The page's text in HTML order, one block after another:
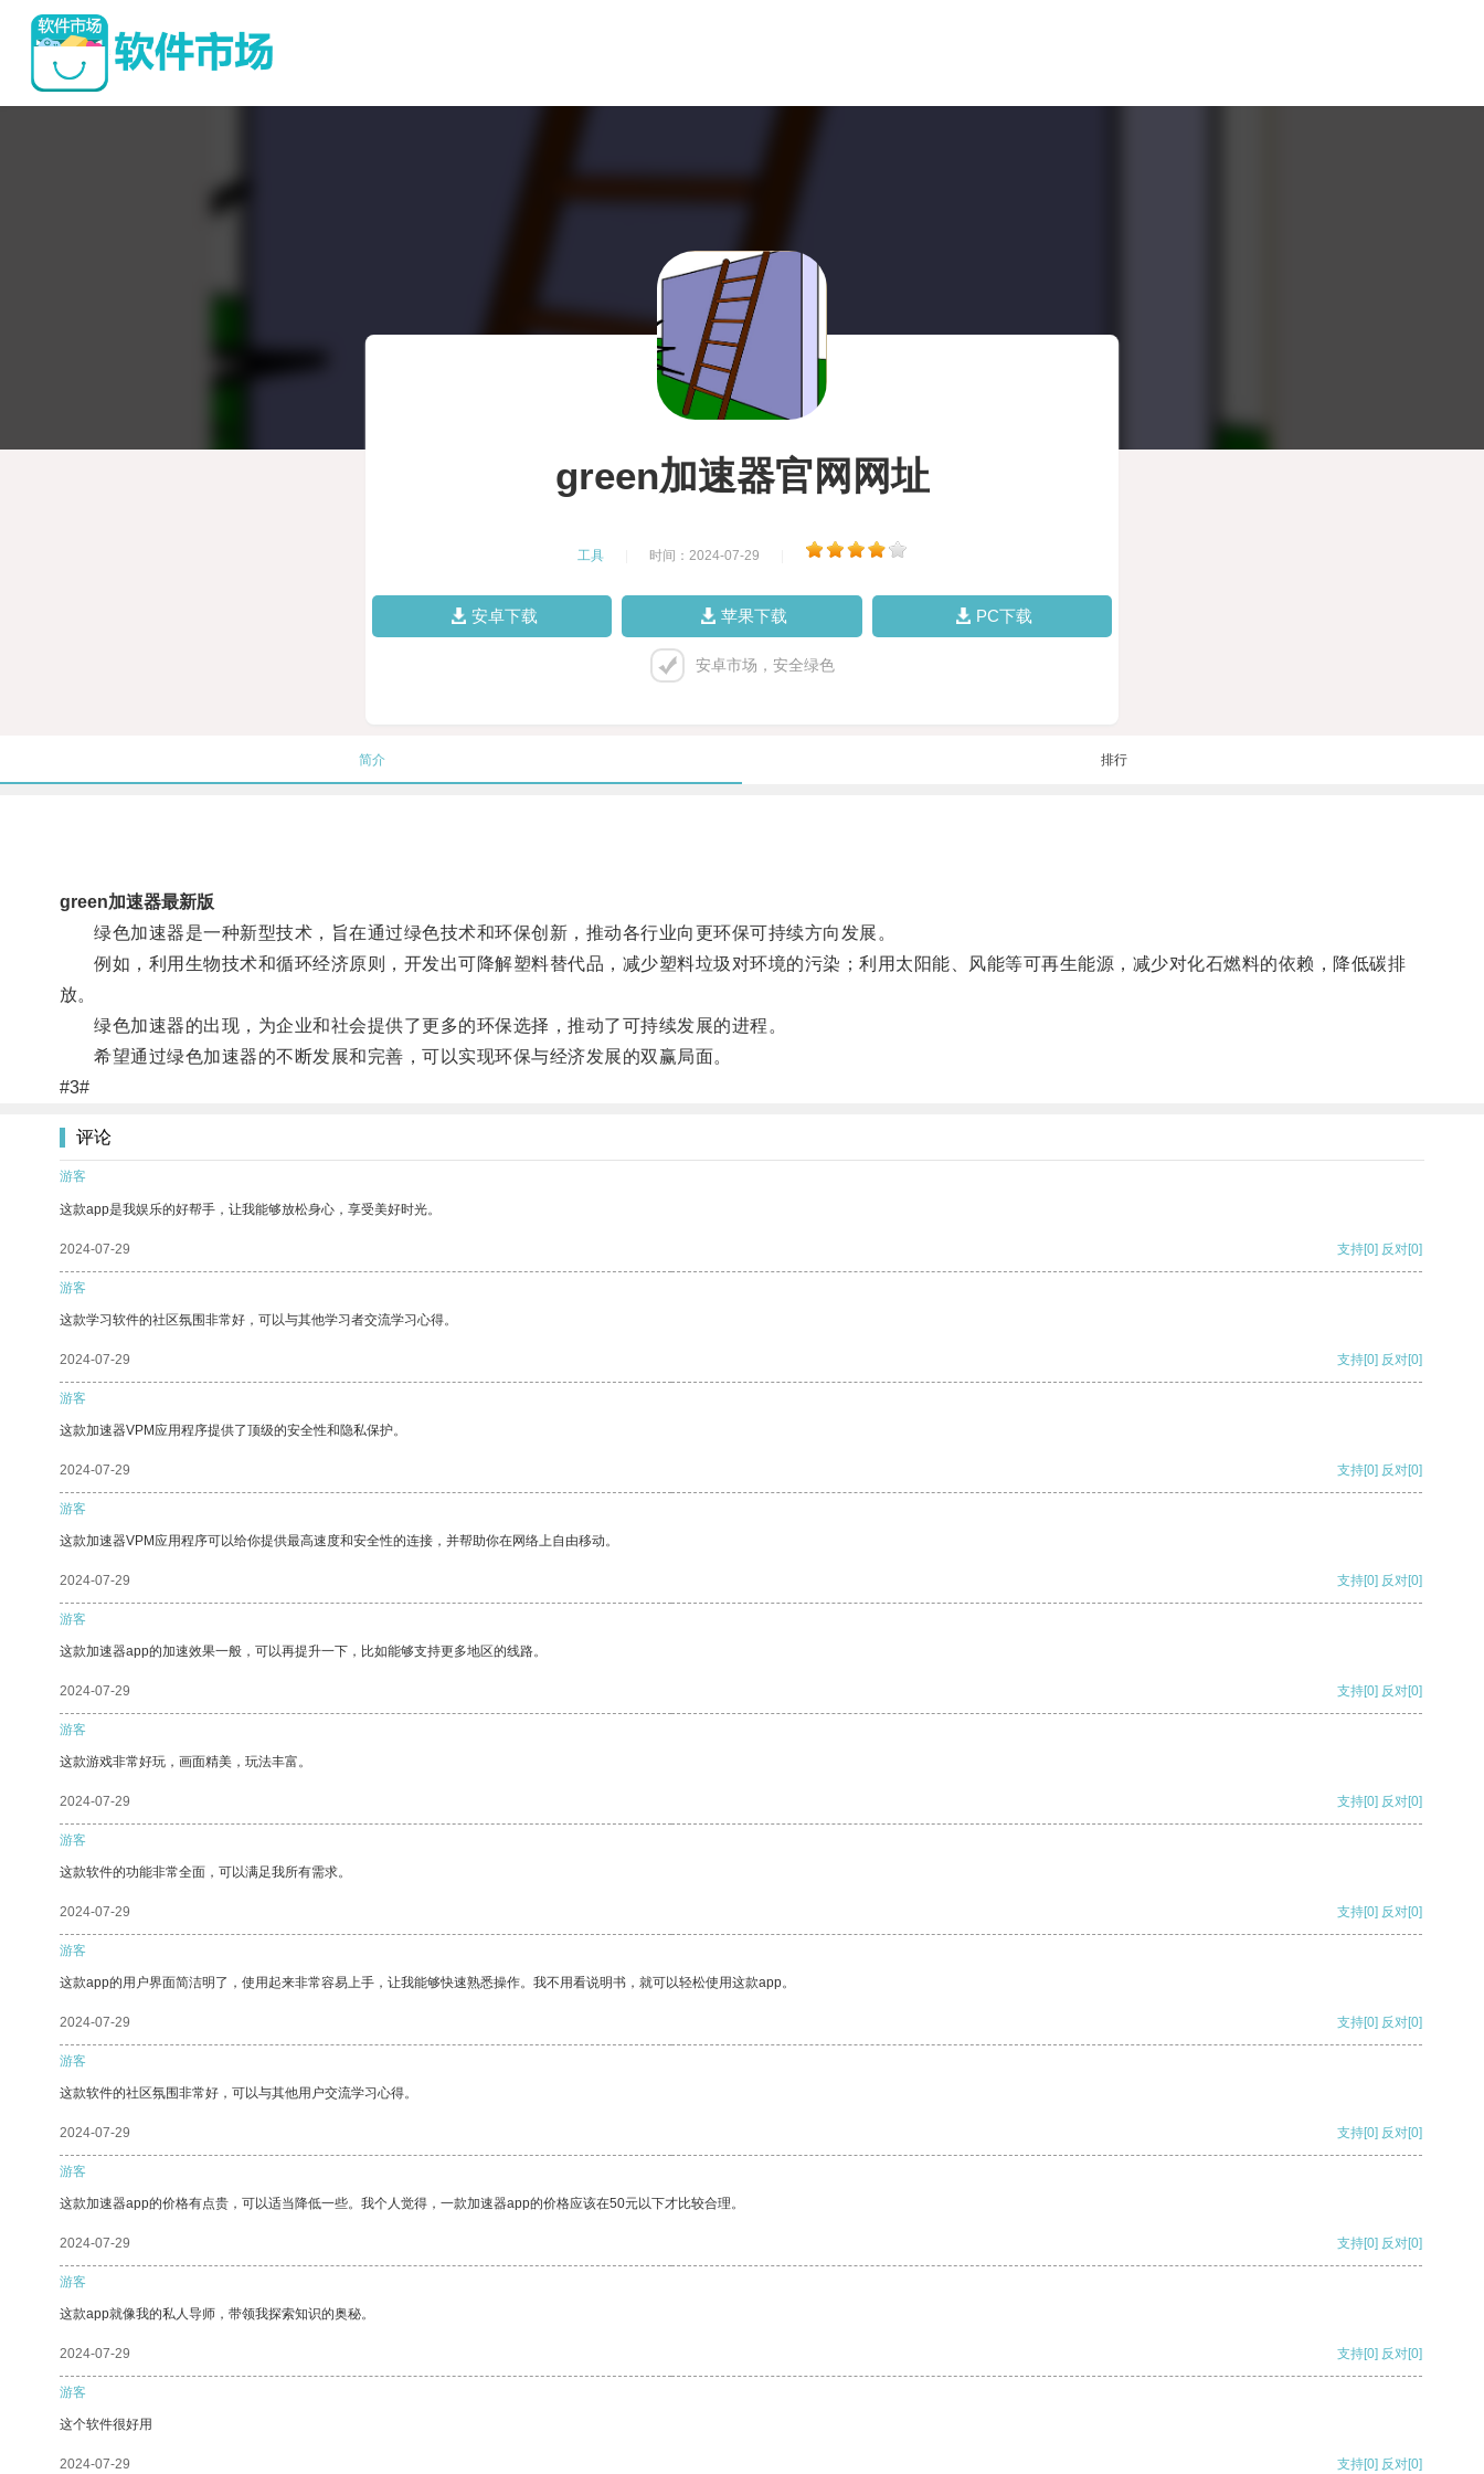
green加速器官网网址
工具 时间：2024-07-29
安卓下载 苹果下载 PC下载
安卓市场，安全绿色
简介 排行
green加速器最新版
绿色加速器是一种新型技术，旨在通过绿色技术和环保创新，推动各行业向更环保可持续方向发展。
例如，利用生物技术和循环经济原则，开发出可降解塑料替代品，减少塑料垃圾对环境的污染；利用太阳能、风能等可再生能源，减少对化石燃料的依赖，降低碳排
放。
绿色加速器的出现，为企业和社会提供了更多的环保选择，推动了可持续发展的进程。
希望通过绿色加速器的不断发展和完善，可以实现环保与经济发展的双赢局面。
#3#
评论
游客
这款app是我娱乐的好帮手，让我能够放松身心，享受美好时光。
2024-07-29 支持[0] 反对[0]
游客
这款学习软件的社区氛围非常好，可以与其他学习者交流学习心得。
2024-07-29 支持[0] 反对[0]
游客
这款加速器VPM应用程序提供了顶级的安全性和隐私保护。
2024-07-29 支持[0] 反对[0]
游客
这款加速器VPM应用程序可以给你提供最高速度和安全性的连接，并帮助你在网络上自由移动。
2024-07-29 支持[0] 反对[0]
游客
这款加速器app的加速效果一般，可以再提升一下，比如能够支持更多地区的线路。
2024-07-29 支持[0] 反对[0]
游客
这款游戏非常好玩，画面精美，玩法丰富。
2024-07-29 支持[0] 反对[0]
游客
这款软件的功能非常全面，可以满足我所有需求。
2024-07-29 支持[0] 反对[0]
游客
这款app的用户界面简洁明了，使用起来非常容易上手，让我能够快速熟悉操作。我不用看说明书，就可以轻松使用这款app。
2024-07-29 支持[0] 反对[0]
游客
这款软件的社区氛围非常好，可以与其他用户交流学习心得。
2024-07-29 支持[0] 反对[0]
游客
这款加速器app的价格有点贵，可以适当降低一些。我个人觉得，一款加速器app的价格应该在50元以下才比较合理。
2024-07-29 支持[0] 反对[0]
游客
这款app就像我的私人导师，带领我探索知识的奥秘。
2024-07-29 支持[0] 反对[0]
游客
这个软件很好用
2024-07-29 支持[0] 反对[0]